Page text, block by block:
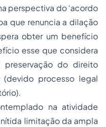
perspectiva do ‘acordo
que renuncia a dilação
obter um benefício
esse que considera
do direito
processo legal
na atividade
limitação da ampla